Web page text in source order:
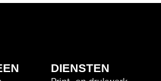
DIENSTEN